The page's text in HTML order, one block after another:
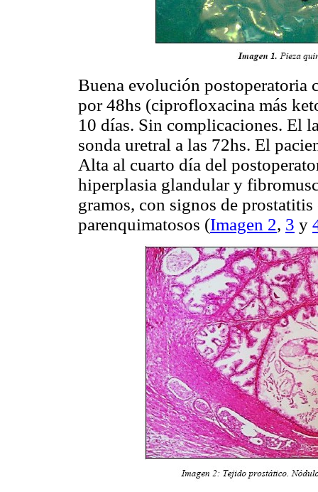
Buena evolución postoperatoria
por 48hs (ciprofloxacina más
10 días. Sin complicaciones. El
sonda uretral a las 72hs. El
Alta al cuarto día del
hiperplasia glandular y
gramos, con signos de
parenquimatosos (Imagen 2, 3 y